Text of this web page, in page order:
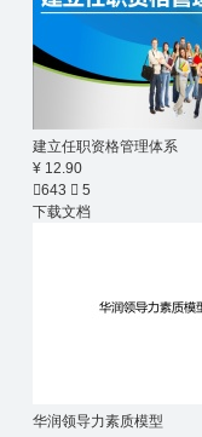
建立任职资格管理体系
¥ 12.90
643  5
下载文档
华润领导力素质模型